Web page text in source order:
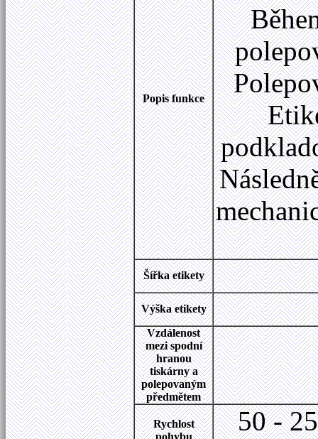
Popis funkce
Šířka etikety
Výška etikety
Vzdálenost
mezi spodní
hranou
tiskárny a
polepovaným
předmětem
Rychlost
50 -